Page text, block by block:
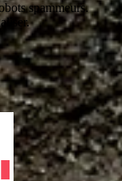
spammeurs.